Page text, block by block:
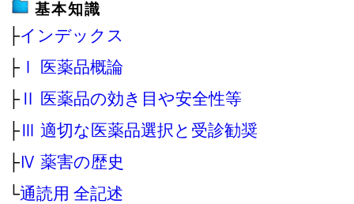
基本知識
├インデックス
├ Ⅰ 医薬品概論
├ Ⅱ 医薬品の効き目や安全性等
├Ⅲ 適切な医薬品選択と受診勧奨
├Ⅳ 薬害の歴史
└通読用 全記述